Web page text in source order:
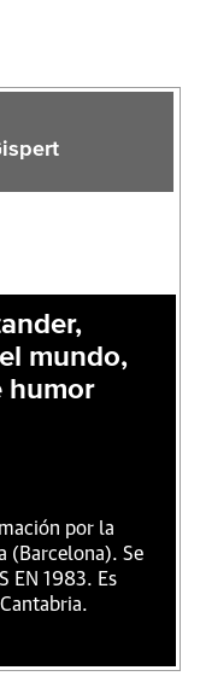
mundo,
humor
por la
(Barcelona). Se
EN 1983. Es